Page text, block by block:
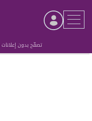
تصفّح بدون إعلانات